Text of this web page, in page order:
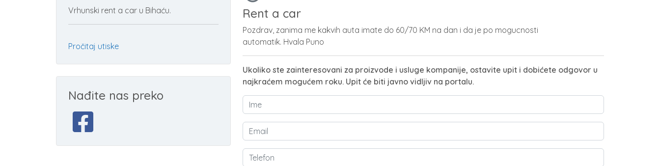
Vrhunski rent a car u Bihaću.
Pročitaj utiske
Nađite nas preko
Rent a car
Pozdrav, zanima me kakvih auta imate do 60/70 KM na dan i da je po mogucnosti
automatik. Hvala Puno
Ukoliko ste zainteresovani za proizvode i usluge kompanije, ostavite upit i dobićete odgovor u
najkraćem mogućem roku. Upit će biti javno vidljiv na portalu.